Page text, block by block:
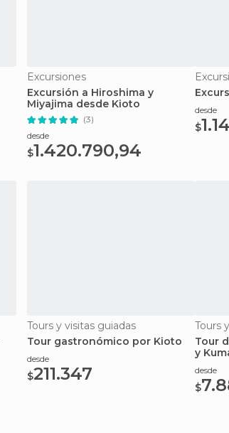
Excursiones
Excursión a Hiroshima y
Miyajima desde Kioto
(3)
desde
$1.420.790,94
desde
$
Tours y visitas guiadas
Tour gastronómico por Kioto
desde
$211.347
Tours
Tour
y
desde
$